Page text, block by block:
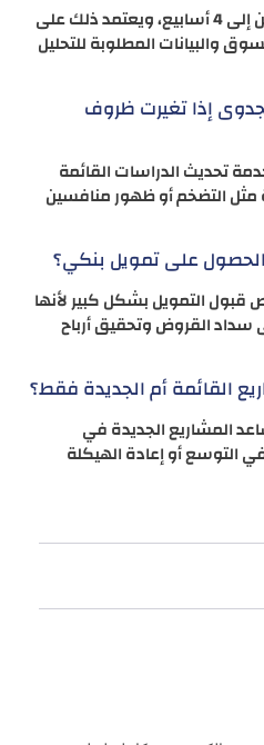
تتراوح المدة عادة بين أسبوعين إلى 4 أسابيع، ويعتمد ذلك على
والبيانات المطلوبة للتحليل
إذا تغيرت ظروف
تحديث الدراسات القائمة
مثل التضخم أو ظهور منافسين
على تمويل بنكي؟
قبول التمويل بشكل كبير لأنها
سداد القروض وتحقيق أرباح
القائمة أم الجديدة فقط؟
المشاريع الجديدة في
التوسع أو إعادة الهيكلة